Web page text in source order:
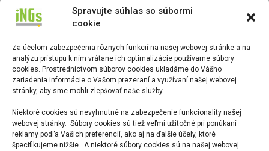
Spravujte súhlas so súbormi
cookie
Za účelom zabezpečenia rôznych funkcií na našej webovej stránke a na
analýzu prístupu k ním vrátane ich optimalizácie používame súbory
cookies. Prostredníctvom súborov cookies ukladáme do Vášho
zariadenia informácie o Vašom prezeraní a využívaní našej webovej
stránky, aby sme mohli zlepšovať naše služby.
Niektoré cookies sú nevyhnutné na zabezpečenie funkcionality našej
webovej stránky. Súbory cookies sú tiež veľmi užitočné pri ponúkaní
reklamy podľa Vašich preferencií, ako aj na ďalšie účely, ktoré
špecifikujeme nižšie. A niektoré súbory cookies sú na našej webovej
MODELOVANIE REALITY
(4)